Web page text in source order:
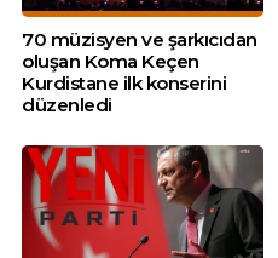
70 müzisyen ve şarkıcıdan
oluşan Koma Keçen
Kurdistane ilk konserini
düzenledi